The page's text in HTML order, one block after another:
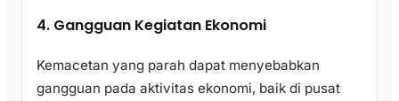
4. Gangguan Kegiatan Ekonomi
Kemacetan yang parah dapat menyebabkan
gangguan pada aktivitas ekonomi, baik di pusat